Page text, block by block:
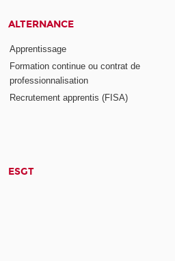
ALTERNANCE
Apprentissage
Formation continue ou contrat de
professionnalisation
Recrutement apprentis (FISA)
ESGT